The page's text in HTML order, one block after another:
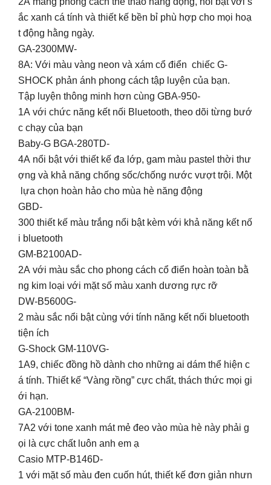
ắc xanh cá tính và thiết kế bền bỉ phù hợp cho mọi hoạ
t động hằng ngày.
GA-2300MW-
8A: Với màu vàng neon và xám cổ điển chiếc G-
SHOCK phản ánh phong cách tập luyện của bạn.
Tập luyện thông minh hơn cùng GBA-950-
1A với chức năng kết nối Bluetooth, theo dõi từng bướ
c chạy của bạn‍️
Baby-G BGA-280TD-
4A nổi bật với thiết kế đa lớp, gam màu pastel thời thư
ợng và khả năng chống sốc/chống nước vượt trội. Một
lựa chọn hoàn hảo cho mùa hè năng động
GBD-
300 thiết kế màu trắng nổi bật kèm với khả năng kết nố
i bluetooth
GM-B2100AD-
2A với màu sắc cho phong cách cổ điển hoàn toàn bằ
ng kim loại với mặt số màu xanh dương rực rỡ
DW-B5600G-
2 màu sắc nổi bật cùng với tính năng kết nối bluetooth
tiện ích
G-Shock GM-110VG-
1A9, chiếc đồng hồ dành cho những ai dám thể hiện c
á tính. Thiết kế “Vàng rồng” cực chất, thách thức mọi gi
ới hạn.
GA-2100BM-
7A2 với tone xanh mát mẻ đeo vào mùa hè này phải g
ọi là cực chất luôn anh em ạ
Casio MTP-B146D-
1 với mặt số màu đen cuốn hút, thiết kế đơn giản nhưn